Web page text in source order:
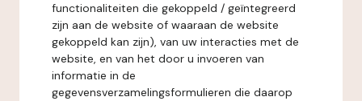
functionaliteiten die gekoppeld / geïntegreerd
zijn aan de website of waaraan de website
gekoppeld kan zijn), van uw interacties met de
website, en van het door u invoeren van
informatie in de
gegevensverzamelingsformulieren die daarop